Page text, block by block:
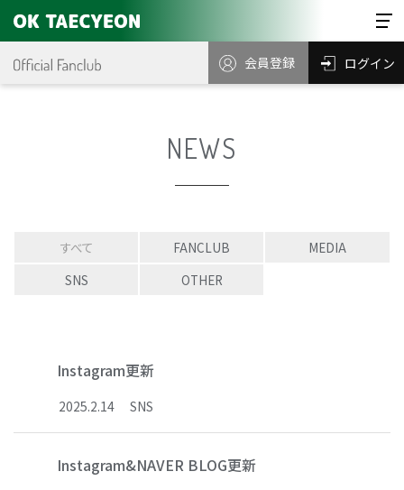
会員登録 ログイン
NEWS
すべて FANCLUB
MEDIA
SNS
OTHER
Instagram更新
2025.2.14 SNS
Instagram&NAVER BLOG更新